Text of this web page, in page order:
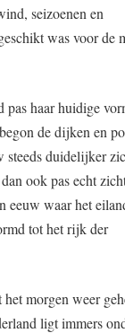
seizoenen en
was voor de
pas haar huidige
de dijken en
steeds duidelijker
ook pas echt
eeuw waar het
tot het rijk der
morgen weer
ligt immers